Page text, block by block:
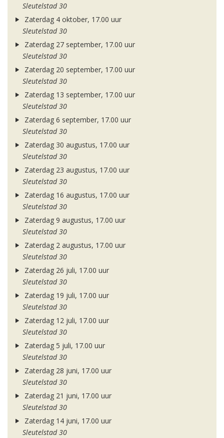
Sleutelstad 30
Zaterdag 4 oktober, 17.00 uur
Sleutelstad 30
Zaterdag 27 september, 17.00 uur
Sleutelstad 30
Zaterdag 20 september, 17.00 uur
Sleutelstad 30
Zaterdag 13 september, 17.00 uur
Sleutelstad 30
Zaterdag 6 september, 17.00 uur
Sleutelstad 30
Zaterdag 30 augustus, 17.00 uur
Sleutelstad 30
Zaterdag 23 augustus, 17.00 uur
Sleutelstad 30
Zaterdag 16 augustus, 17.00 uur
Sleutelstad 30
Zaterdag 9 augustus, 17.00 uur
Sleutelstad 30
Zaterdag 2 augustus, 17.00 uur
Sleutelstad 30
Zaterdag 26 juli, 17.00 uur
Sleutelstad 30
Zaterdag 19 juli, 17.00 uur
Sleutelstad 30
Zaterdag 12 juli, 17.00 uur
Sleutelstad 30
Zaterdag 5 juli, 17.00 uur
Sleutelstad 30
Zaterdag 28 juni, 17.00 uur
Sleutelstad 30
Zaterdag 21 juni, 17.00 uur
Sleutelstad 30
Zaterdag 14 juni, 17.00 uur
Sleutelstad 30